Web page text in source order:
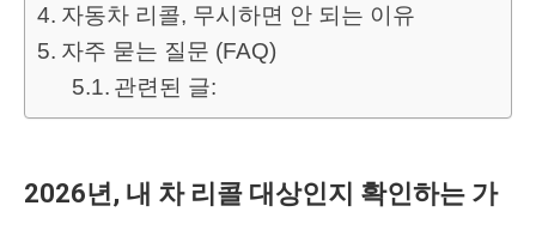
자동차 리콜, 무시하면 안 되는 이유
자주 묻는 질문 (FAQ)
관련된 글:
2026년, 내 차 리콜 대상인지 확인하는 가